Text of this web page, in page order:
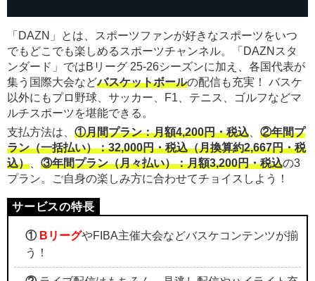
「DAZN」とは、スポーツファンが好きなスポーツをいつ
でもどこでも楽しめるスポーツチャンネル。「DAZNスタ
ンダード」ではBリーグ 25-26シーズンに加え、各国代表が
集う国際大会などバスケットボールの配信も充実！ バスケ
以外にもプロ野球、サッカー、F1、テニス、ゴルフなどマ
ルチスポーツを堪能できる。
支払方法は、 ①月間プラン：月額4,200円・税込、 ②年間プ
ラン（一括払い）：32,000円・税込（月換算約2,667円・税
込）、 ③年間プラン（月々払い）：月額3,200円・税込の3
プラン。ご自身の楽しみ方に合わせてチョイスしよう！
① BリーグやFIBA主催大会などバスケコンテンツが揃
う！